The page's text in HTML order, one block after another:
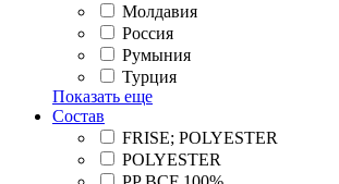
Молдавия
Россия
Румыния
Турция
Показать еще
Состав
FRISE; POLYESTER
POLYESTER